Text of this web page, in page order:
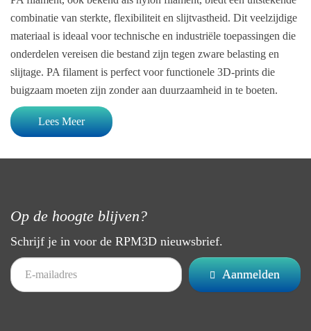
combinatie van sterkte, flexibiliteit en slijtvastheid. Dit veelzijdige
materiaal is ideaal voor technische en industriële toepassingen die
onderdelen vereisen die bestand zijn tegen zware belasting en
slijtage. PA filament is perfect voor functionele 3D-prints die
buigzaam moeten zijn zonder aan duurzaamheid in te boeten.
Lees Meer
Op de hoogte blijven?
Schrijf je in voor de RPM3D nieuwsbrief.
Aanmelden